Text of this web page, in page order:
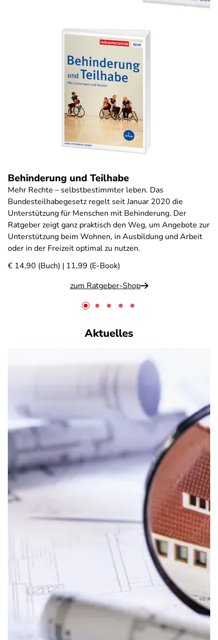
Behinderung und Teilhabe
Mehr Rechte – selbstbestimmter leben. Das
Bundesteilhabegesetz regelt seit Januar 2020 die
Unterstützung für Menschen mit Behinderung. Der
Ratgeber zeigt ganz praktisch den Weg, um Angebote zur
Unterstützung beim Wohnen, in Ausbildung und Arbeit
oder in der Freizeit optimal zu nutzen.
€ 14,90 (Buch) | 11,99 (E-Book)
zum Ratgeber-Shop
Aktuelles